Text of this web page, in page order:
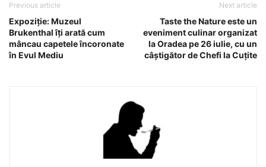
Previous article
Expoziţie: Muzeul
Brukenthal îţi arată cum
mâncau capetele încoronate
în Evul Mediu
Next article
Taste the Nature este un
eveniment culinar organizat
la Oradea pe 26 iulie, cu un
câştigător de Chefi la Cuţite